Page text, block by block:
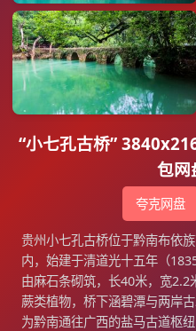
“小七孔古桥”
包网
夸克网盘
贵州小七孔古桥位于黔南布依
内，始建于清道光十五年（
由麻石条砌筑，长40米，宽
蕨类植物，桥下涵碧潭与两岸
为黔南通往广西的盐马古道枢